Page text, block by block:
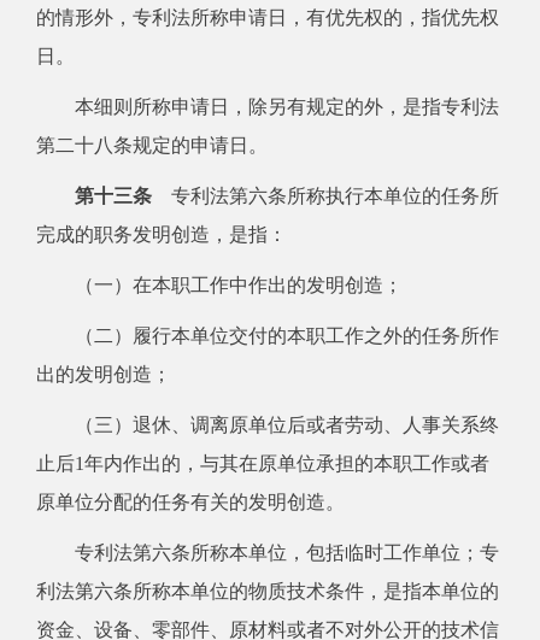
的情形外，专利法所称申请日，有优先权的，指优先权
日。
本细则所称申请日，除另有规定的外，是指专利法
第二十八条规定的申请日。
第十三条 专利法第六条所称执行本单位的任务所
完成的职务发明创造，是指：
（一）在本职工作中作出的发明创造；
（二）履行本单位交付的本职工作之外的任务所作
出的发明创造；
（三）退休、调离原单位后或者劳动、人事关系终
止后1年内作出的，与其在原单位承担的本职工作或者
原单位分配的任务有关的发明创造。
专利法第六条所称本单位，包括临时工作单位；专
利法第六条所称本单位的物质技术条件，是指本单位的
资金、设备、零部件、原材料或者不对外公开的技术信